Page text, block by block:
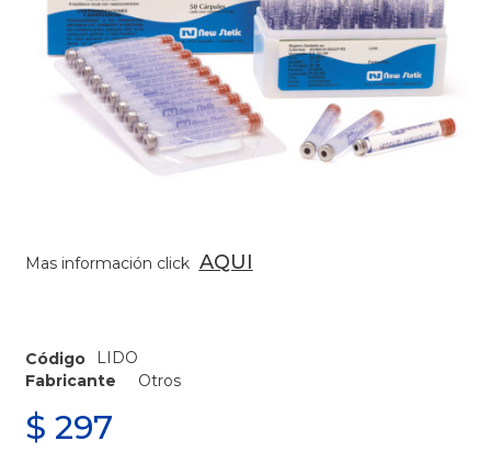
Mas información click AQUI
Código
LIDO
Fabricante
Otros
$ 297